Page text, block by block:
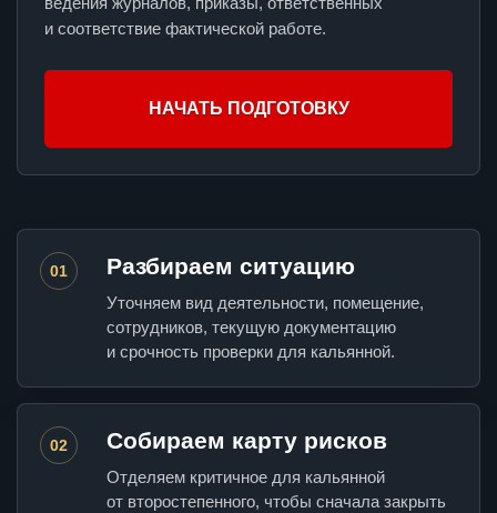
и соответствие фактической работе.
НАЧАТЬ ПОДГОТОВКУ
01 Разбираем ситуацию
Уточняем вид деятельности, помещение,
сотрудников, текущую документацию
и срочность проверки для кальянной.
02 Собираем карту рисков
Отделяем критичное для кальянной
от второстепенного, чтобы сначала закрыть